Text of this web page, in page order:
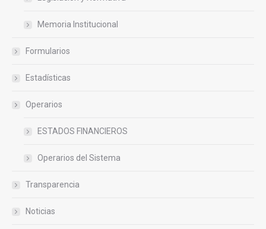
Memoria Institucional
Formularios
Estadísticas
Operarios
ESTADOS FINANCIEROS
Operarios del Sistema
Transparencia
Noticias